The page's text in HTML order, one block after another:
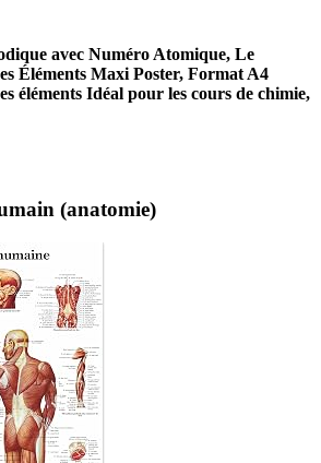
avec Numéro Atomique, Le
Éléments Maxi Poster, Format A4
éléments Idéal pour les cours de chimie,
(anatomie)